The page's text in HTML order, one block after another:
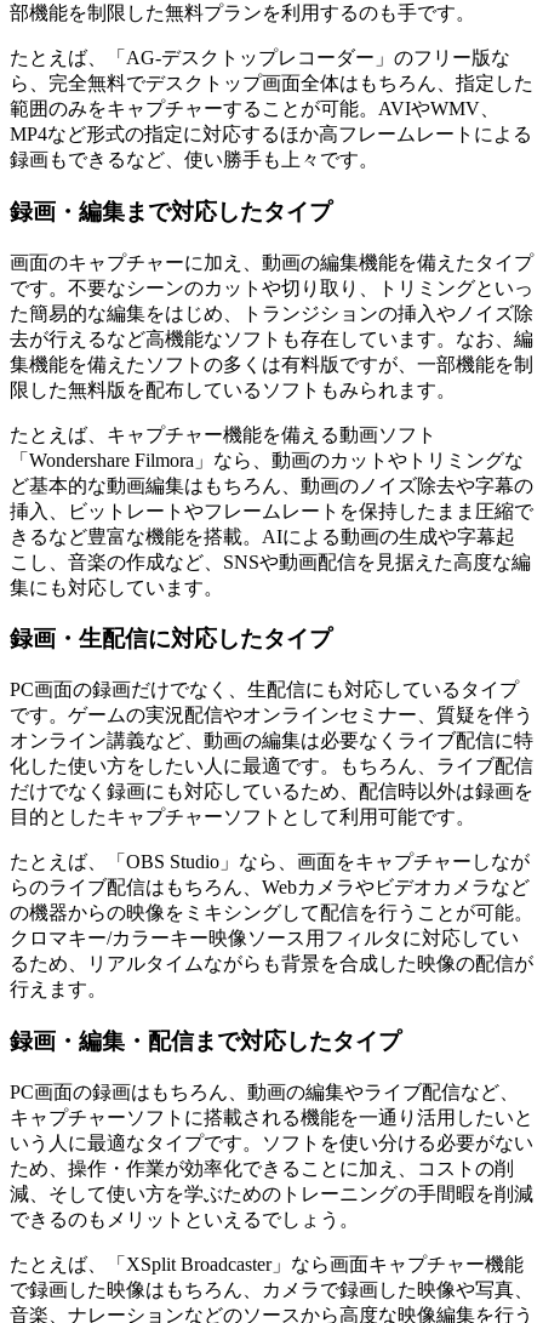
部機能を制限した無料プランを利用するのも手です。
たとえば、「AG-デスクトップレコーダー」のフリー版な
ら、完全無料でデスクトップ画面全体はもちろん、指定した
範囲のみをキャプチャーすることが可能。AVIやWMV、
MP4など形式の指定に対応するほか高フレームレートによる
録画もできるなど、使い勝手も上々です。
録画・編集まで対応したタイプ
画面のキャプチャーに加え、動画の編集機能を備えたタイプ
です。不要なシーンのカットや切り取り、トリミングといっ
た簡易的な編集をはじめ、トランジションの挿入やノイズ除
去が行えるなど高機能なソフトも存在しています。なお、編
集機能を備えたソフトの多くは有料版ですが、一部機能を制
限した無料版を配布しているソフトもみられます。
たとえば、キャプチャー機能を備える動画ソフト
「Wondershare Filmora」なら、動画のカットやトリミングな
ど基本的な動画編集はもちろん、動画のノイズ除去や字幕の
挿入、ビットレートやフレームレートを保持したまま圧縮で
きるなど豊富な機能を搭載。AIによる動画の生成や字幕起
こし、音楽の作成など、SNSや動画配信を見据えた高度な編
集にも対応しています。
録画・生配信に対応したタイプ
PC画面の録画だけでなく、生配信にも対応しているタイプ
です。ゲームの実況配信やオンラインセミナー、質疑を伴う
オンライン講義など、動画の編集は必要なくライブ配信に特
化した使い方をしたい人に最適です。もちろん、ライブ配信
だけでなく録画にも対応しているため、配信時以外は録画を
目的としたキャプチャーソフトとして利用可能です。
たとえば、「OBS Studio」なら、画面をキャプチャーしなが
らのライブ配信はもちろん、Webカメラやビデオカメラなど
の機器からの映像をミキシングして配信を行うことが可能。
クロマキー/カラーキー映像ソース用フィルタに対応してい
るため、リアルタイムながらも背景を合成した映像の配信が
行えます。
録画・編集・配信まで対応したタイプ
PC画面の録画はもちろん、動画の編集やライブ配信など、
キャプチャーソフトに搭載される機能を一通り活用したいと
いう人に最適なタイプです。ソフトを使い分ける必要がない
ため、操作・作業が効率化できることに加え、コストの削
減、そして使い方を学ぶためのトレーニングの手間暇を削減
できるのもメリットといえるでしょう。
たとえば、「XSplit Broadcaster」なら画面キャプチャー機能
で録画した映像はもちろん、カメラで録画した映像や写真、
音楽、ナレーションなどのソースから高度な映像編集を行う